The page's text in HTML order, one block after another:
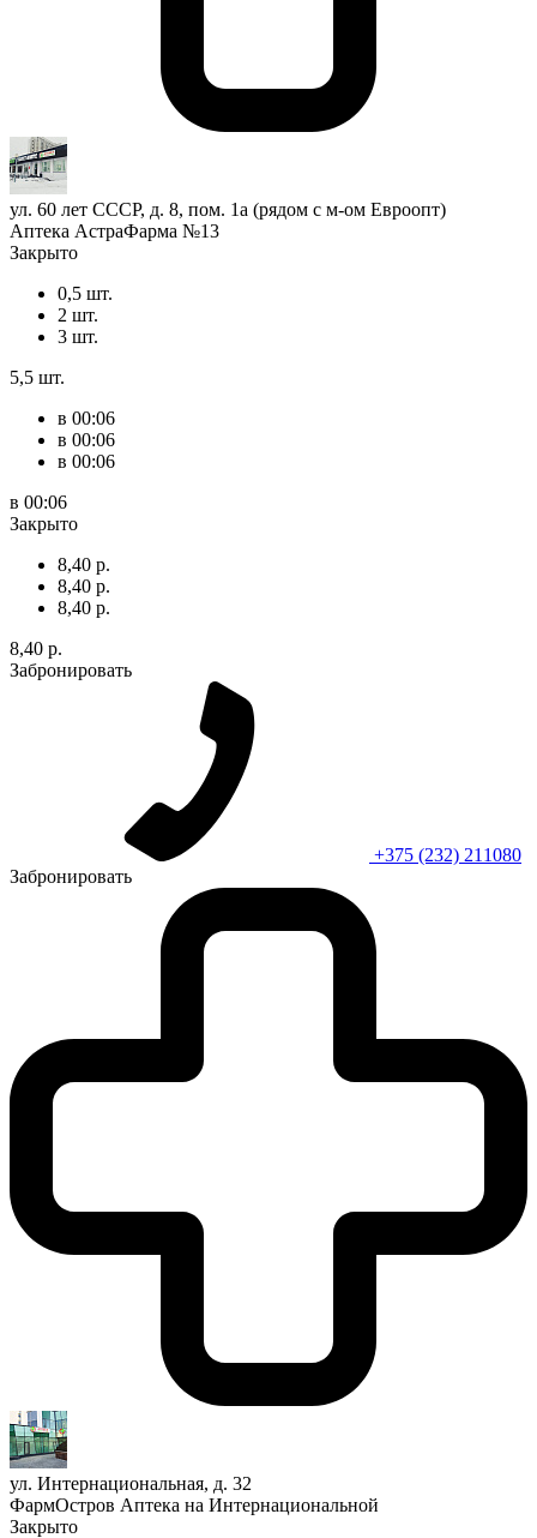
ул. 60 лет СССР, д. 8, пом. 1а (рядом с м-ом Евроопт)
Аптека АстраФарма №13
Закрыто
0,5 шт.
2 шт.
3 шт.
5,5 шт.
в 00:06
в 00:06
в 00:06
в 00:06
Закрыто
8,40 р.
8,40 р.
8,40 р.
8,40 р.
Забронировать
+375 (232) 211080
Забронировать
ул. Интернациональная, д. 32
ФармОстров Аптека на Интернациональной
Закрыто